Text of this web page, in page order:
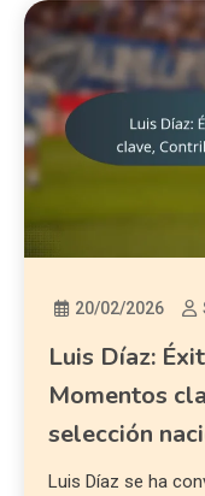
20/02/2026
Luis Díaz:
Momentos
selección
Luis Díaz se ha